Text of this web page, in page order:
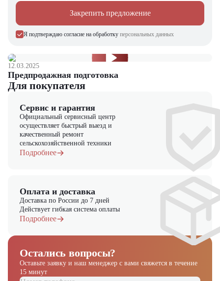
Низкая стоимость
эксплуатации
Для получения подробной технической консультации или
оформления заказа на грунтовый каток Hamm 3520 обращайтесь к
специалистам компании "ЦТО". Мы предлагаем индивидуальные
условия сотрудничества и комплексное сервисное сопровождение
на весь период эксплуатации техники.
Закрепить предложение
Я подтверждаю согласие на обработку персональных данных
12.03.2025
Предпродажная подготовка
Для покупателя
Сервис и гарантия
Официальный сервисный центр
осуществляет быстрый выезд и
качественный ремонт
сельскохозяйственной техники
Подробнее
Оплата и доставка
Доставка по России до 7 дней
Действует гибкая система оплаты
Подробнее
Остались вопросы?
Оставьте заявку и наш менеджер с вами свяжется в течение
15 минут